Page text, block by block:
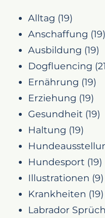
Alltag (19)
Anschaffung (19)
Ausbildung (19)
Dogfluencing
Ernährung (19)
Erziehung (19)
Gesundheit (19)
Haltung (19)
Hundesport (19)
Illustrationen (9)
Krankheiten (19)
Labrador